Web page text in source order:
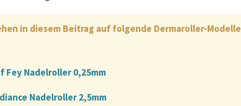
in diesem Beitrag auf folgende Dermaroller-Modelle
Fey Nadelroller 0,25mm
Nadelroller 2,5mm